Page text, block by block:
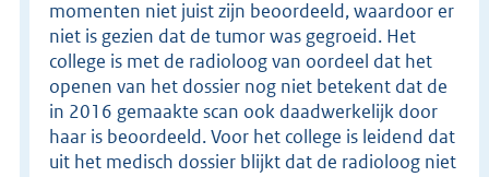
momenten niet juist zijn beoordeeld, waardoor er
niet is gezien dat de tumor was gegroeid. Het
college is met de radioloog van oordeel dat het
openen van het dossier nog niet betekent dat de
in 2016 gemaakte scan ook daadwerkelijk door
haar is beoordeeld. Voor het college is leidend dat
uit het medisch dossier blijkt dat de radioloog niet